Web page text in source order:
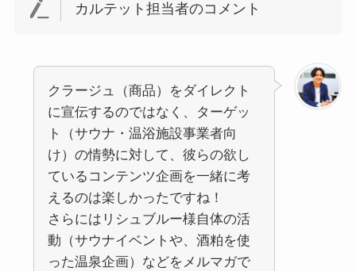
カルテット担当者のコメント
クラージュ（商品）をダイレクト
に宣伝するのではなく、ターゲッ
ト（サウナ・温浴施設事業者向
け）の情勢に対して、彼らの欲し
ているコンテンツ企画を一緒に考
えるのは楽しかったですね！
さらにはリシュブルー様自体の活
動（サウナイベントや、酒粕を使
った温泉企画）などをメルマガで